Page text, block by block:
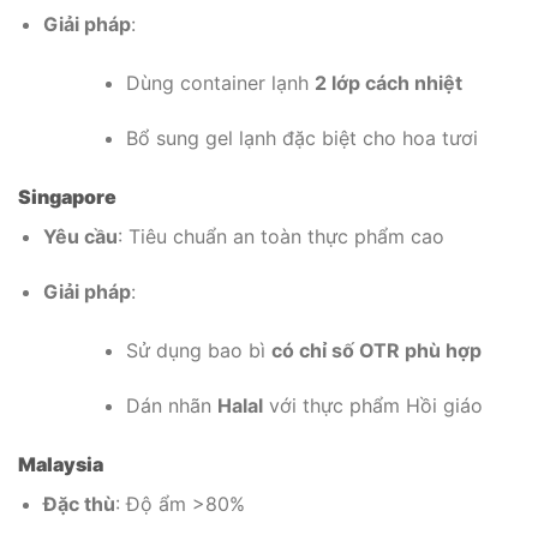
Giải pháp:
Dùng container lạnh 2 lớp cách nhiệt
Bổ sung gel lạnh đặc biệt cho hoa tươi
Singapore
Yêu cầu: Tiêu chuẩn an toàn thực phẩm cao
Giải pháp:
Sử dụng bao bì có chỉ số OTR phù hợp
Dán nhãn Halalvới thực phẩm Hồi giáo
Malaysia
Đặc thù: Độ ẩm >80%